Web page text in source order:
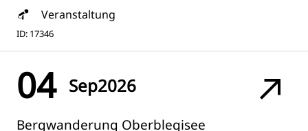
Veranstaltung
ID: 17346
04 Sep2026
Bergwanderung Oberblegisee